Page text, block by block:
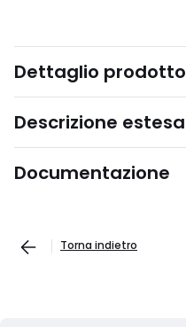
Dettaglio prodotto
Descrizione estesa
Documentazione
Torna indietro